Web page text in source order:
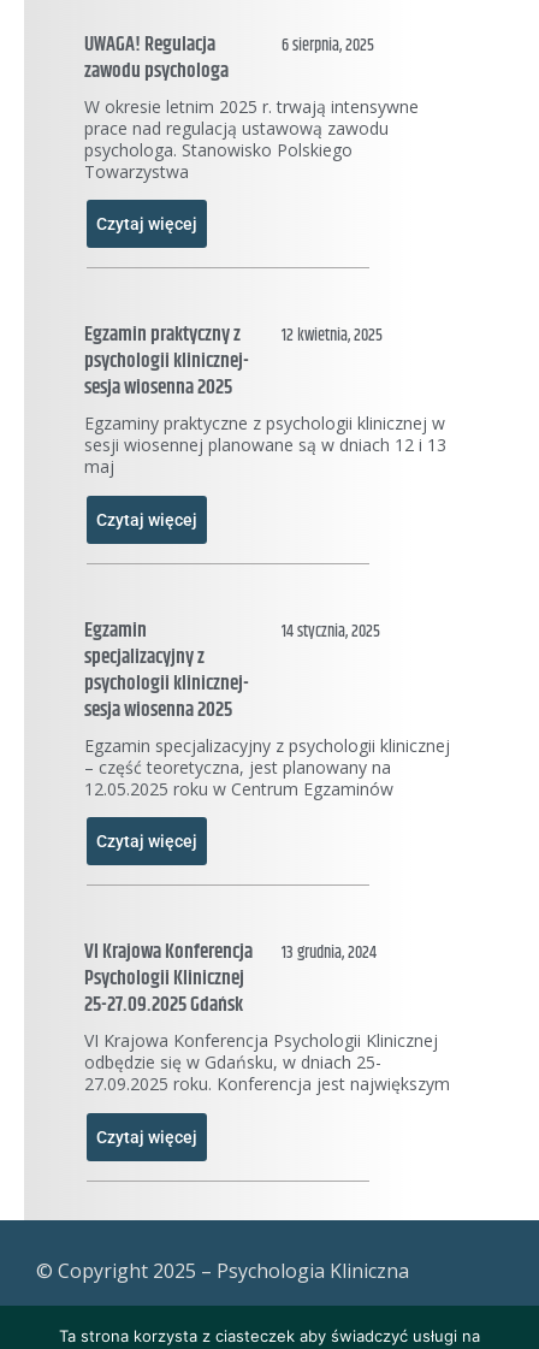
UWAGA! Regulacja
zawodu psychologa
6 sierpnia, 2025
W okresie letnim 2025 r. trwają intensywne
prace nad regulacją ustawową zawodu
psychologa. Stanowisko Polskiego
Towarzystwa
Czytaj więcej
Egzamin praktyczny z
psychologii klinicznej-
sesja wiosenna 2025
12 kwietnia, 2025
Egzaminy praktyczne z psychologii klinicznej w
sesji wiosennej planowane są w dniach 12 i 13
maj
Czytaj więcej
Egzamin
specjalizacyjny z
psychologii klinicznej-
sesja wiosenna 2025
14 stycznia, 2025
Egzamin specjalizacyjny z psychologii klinicznej
– część teoretyczna, jest planowany na
12.05.2025 roku w Centrum Egzaminów
Czytaj więcej
VI Krajowa Konferencja
Psychologii Klinicznej
25-27.09.2025 Gdańsk
13 grudnia, 2024
VI Krajowa Konferencja Psychologii Klinicznej
odbędzie się w Gdańsku, w dniach 25-
27.09.2025 roku. Konferencja jest największym
Czytaj więcej
© Copyright 2025 – Psychologia Kliniczna
Ta strona korzysta z ciasteczek aby świadczyć usługi na